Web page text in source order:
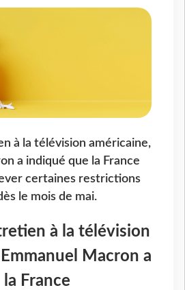
à la télévision américaine,
a indiqué que la France
certaines restrictions
le mois de mai.
à la télévision
Macron a
France